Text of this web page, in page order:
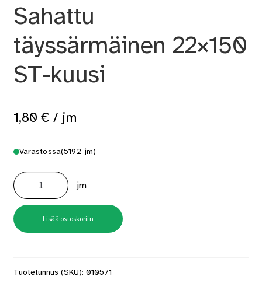
Sahattu
täyssärmäinen 22×150
ST-kuusi
1,80 € / jm
Varastossa(5192 jm)
Sahattu
täyssärmäinen
22x150
ST-
kuusi
määrä
jm
Lisää ostoskoriin
Tuotetunnus (SKU): 010571